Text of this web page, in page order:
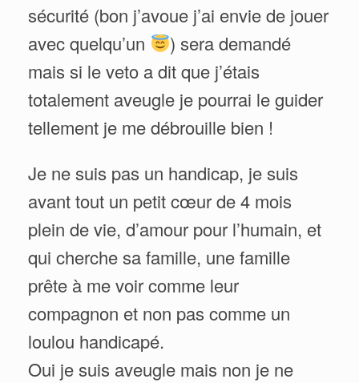
sécurité (bon j’avoue j’ai envie de jouer
avec quelqu’un
) sera demandé
mais si le veto a dit que j’étais
totalement aveugle je pourrai le guider
tellement je me débrouille bien !
Je ne suis pas un handicap, je suis
avant tout un petit cœur de 4 mois
plein de vie, d’amour pour l’humain, et
qui cherche sa famille, une famille
prête à me voir comme leur
compagnon et non pas comme un
loulou handicapé.
Oui je suis aveugle mais non je ne